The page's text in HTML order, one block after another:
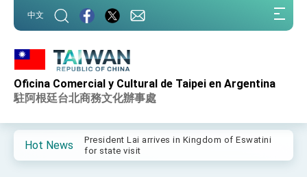
中文
Oficina Comercial y Cultural de Taipei en Argentina
駐阿根廷台北商務文化辦事處
Hot News
Important Remarks of the Ministry of Foreign
Affairs
advancing Taiwan-US exchanges and
cooperation
President Lai arrives in Kingdom of Eswatini
for state visit